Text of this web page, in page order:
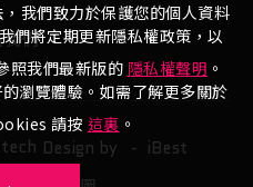
們
Design by - iBest
我們致力於保護您的個人資料
們將定期更新隱私權政策，以
照我們最新版的 隱私權聲明 。
瀏覽體驗。如需了解更多關於
請按 這裏 。